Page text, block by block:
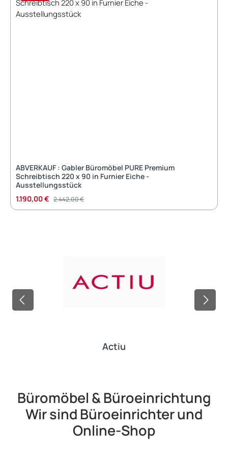
Sitztiefe: 55 cm -
Sitzhöhe: 40 cm
Sitzschale farbe:
ABVERKAUF : Gabler Büromöbel PURE Premium
Schreibtisch 220 x 90 in Furnier Eiche -
Ausstellungsstück
Verkaufspreis:
1.190,00 € Regulärer Preis:
2.442,00 €
Actiu
Büromöbel & Büroeinrichtung
Wir sind Büroeinrichter und
Online-Shop